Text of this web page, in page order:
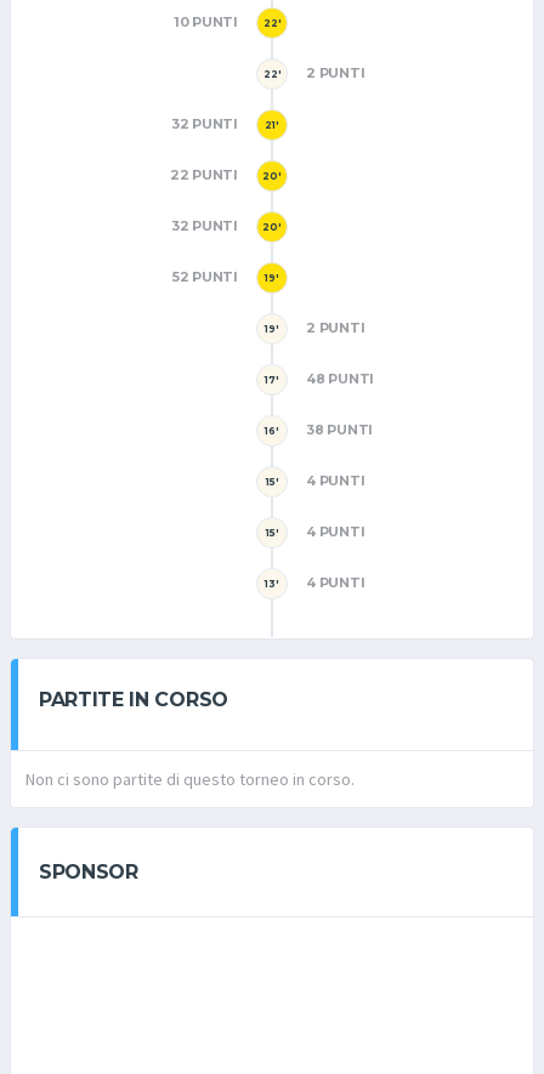
22'
10 PUNTI
22' 2 PUNTI
21'
32 PUNTI
20'
22 PUNTI
20'
32 PUNTI
19'
52 PUNTI
19' 2 PUNTI
17' 48 PUNTI
16' 38 PUNTI
15' 4 PUNTI
15' 4 PUNTI
13' 4 PUNTI
PARTITE IN CORSO
Non ci sono partite di questo torneo in corso.
SPONSOR